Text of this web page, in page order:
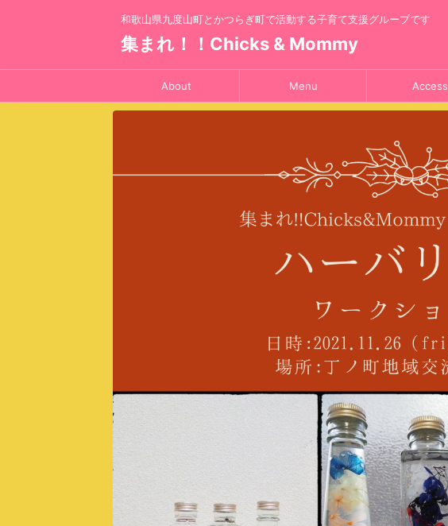
和歌山県九度山町とかつらぎ町で活動する子育て支援グループです
集まれ！！Chicks & Mommy
About Menu Access